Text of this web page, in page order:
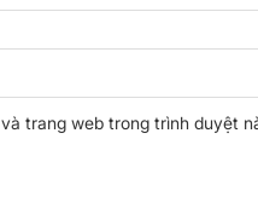
trang web trong trình duyệt